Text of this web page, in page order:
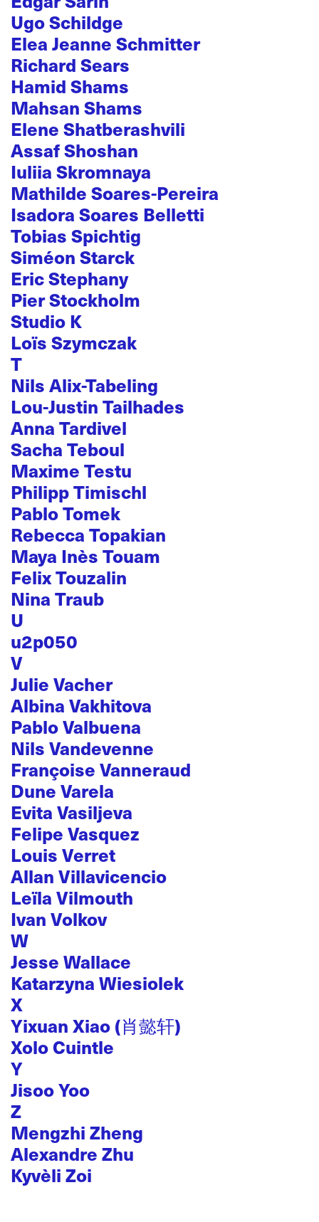
Ugo Schildge
Elea Jeanne Schmitter
Richard Sears
Hamid Shams
Mahsan Shams
Elene Shatberashvili
Assaf Shoshan
Iuliia Skromnaya
Mathilde Soares-Pereira
Isadora Soares Belletti
Tobias Spichtig
Siméon Starck
Eric Stephany
Pier Stockholm
Studio K
Loïs Szymczak
T
Nils Alix-Tabeling
Lou-Justin Tailhades
Anna Tardivel
Sacha Teboul
Maxime Testu
Philipp Timischl
Pablo Tomek
Rebecca Topakian
Maya Inès Touam
Felix Touzalin
Nina Traub
U
u2p050
V
Julie Vacher
Albina Vakhitova
Pablo Valbuena
Nils Vandevenne
Françoise Vanneraud
Dune Varela
Evita Vasiljeva
Felipe Vasquez
Louis Verret
Allan Villavicencio
Leïla Vilmouth
Ivan Volkov
W
Jesse Wallace
Katarzyna Wiesiolek
X
Yixuan Xiao (肖懿轩)
Xolo Cuintle
Y
Jisoo Yoo
Z
Mengzhi Zheng
Alexandre Zhu
Kyvèli Zoi